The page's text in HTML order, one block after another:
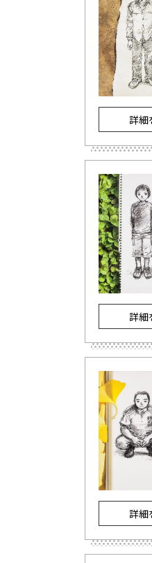
詳細
詳細
詳細